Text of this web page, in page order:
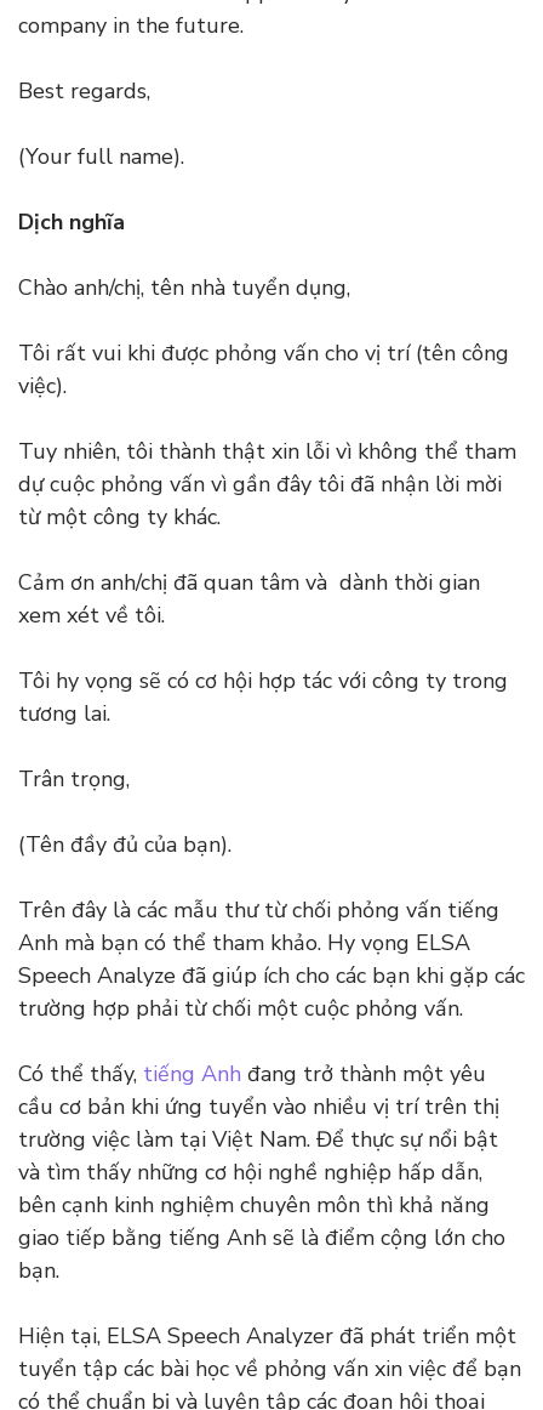
company in the future.
Best regards,
(Your full name).
Dịch nghĩa
Chào anh/chị, tên nhà tuyển dụng,
Tôi rất vui khi được phỏng vấn cho vị trí (tên công
việc).
Tuy nhiên, tôi thành thật xin lỗi vì không thể tham
dự cuộc phỏng vấn vì gần đây tôi đã nhận lời mời
từ một công ty khác.
Cảm ơn anh/chị đã quan tâm và dành thời gian
xem xét về tôi.
Tôi hy vọng sẽ có cơ hội hợp tác với công ty trong
tương lai.
Trân trọng,
(Tên đầy đủ của bạn).
Trên đây là các mẫu thư từ chối phỏng vấn tiếng
Anh mà bạn có thể tham khảo. Hy vọng ELSA
Speech Analyze đã giúp ích cho các bạn khi gặp các
trường hợp phải từ chối một cuộc phỏng vấn.
Có thể thấy, tiếng Anh đang trở thành một yêu
cầu cơ bản khi ứng tuyển vào nhiều vị trí trên thị
trường việc làm tại Việt Nam. Để thực sự nổi bật
và tìm thấy những cơ hội nghề nghiệp hấp dẫn,
bên cạnh kinh nghiệm chuyên môn thì khả năng
giao tiếp bằng tiếng Anh sẽ là điểm cộng lớn cho
bạn.
Hiện tại, ELSA Speech Analyzer đã phát triển một
tuyển tập các bài học về phỏng vấn xin việc để bạn
có thể chuẩn bị và luyện tập các đoạn hội thoại